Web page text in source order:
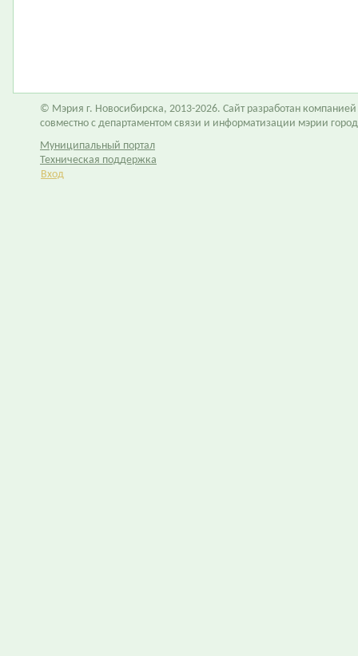
© Мэрия г. Новосибирска, 2013-2026. Сайт разработан компанией
совместно с департаментом связи и информатизации мэрии
Муниципальный портал
Техническая поддержка
Вход